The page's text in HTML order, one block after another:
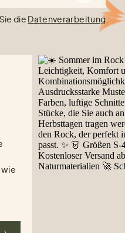
die Datenverarbeitung.